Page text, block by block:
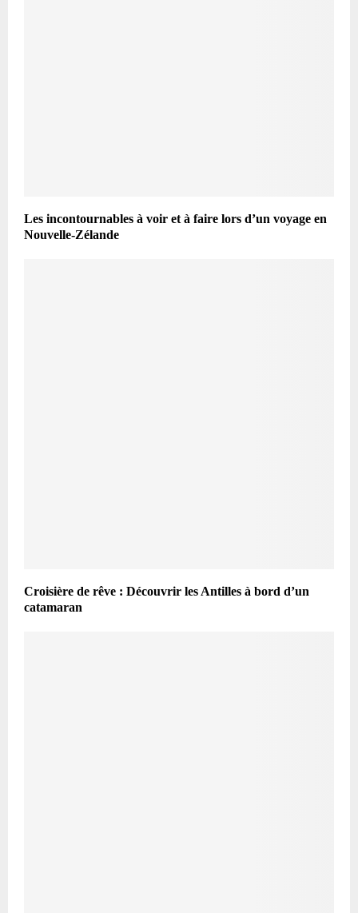
Les incontournables à voir et à faire lors d’un voyage en
Nouvelle-Zélande
Croisière de rêve : Découvrir les Antilles à bord d’un
catamaran